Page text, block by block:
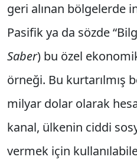
geri alınan bölgelerde
Pasifik ya da sözde
Saber) bu özel
örneği. Bu kurtarılmış
milyar dolar olarak
kanal, ülkenin ciddi
vermek için